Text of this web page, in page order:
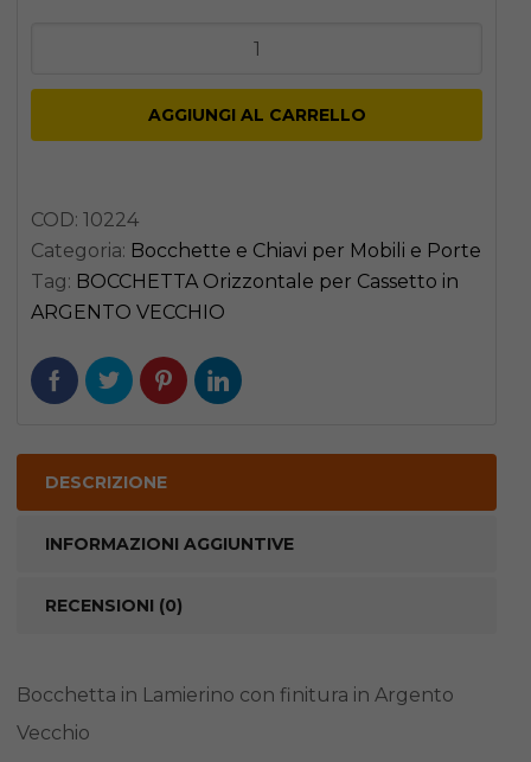
Cassetto
VECCHIO
quantità
AGGIUNGI AL CARRELLO
COD: 10224
Categoria: Bocchette e Chiavi per Mobili e Porte
Tag: BOCCHETTA Orizzontale per Cassetto in
ARGENTO VECCHIO
DESCRIZIONE
INFORMAZIONI AGGIUNTIVE
RECENSIONI (0)
Bocchetta in Lamierino con finitura in Argento
Vecchio